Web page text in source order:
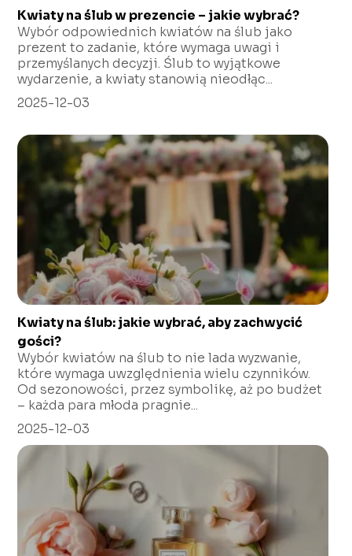
Kwiaty na ślub w prezencie – jakie wybrać?
Wybór odpowiednich kwiatów na ślub jako
prezent to zadanie, które wymaga uwagi i
przemyślanych decyzji. Ślub to wyjątkowe
wydarzenie, a kwiaty stanowią nieodłąc...
2025-12-03
Kwiaty na ślub: jakie wybrać, aby zachwycić
gości?
Wybór kwiatów na ślub to nie lada wyzwanie,
które wymaga uwzględnienia wielu czynników.
Od sezonowości, przez symbolikę, aż po budżet
– każda para młoda pragnie...
2025-12-03